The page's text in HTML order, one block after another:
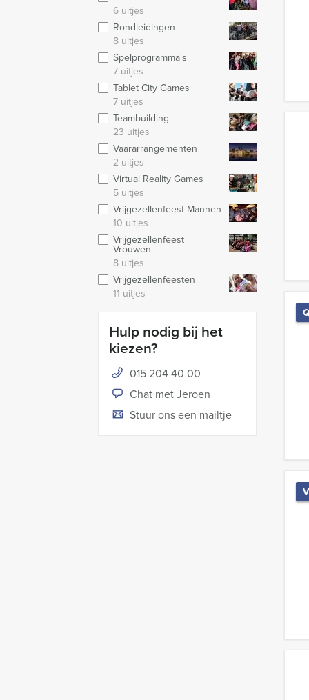
6 uitjes
Rondleidingen
8 uitjes
Spelprogramma's
7 uitjes
Tablet City Games
7 uitjes
Teambuilding
23 uitjes
Vaararrangementen
2 uitjes
Virtual Reality Games
5 uitjes
Vrijgezellenfeest Mannen
10 uitjes
Vrijgezellenfeest
Vrouwen
8 uitjes
Vrijgezellenfeesten
11 uitjes
Hulp nodig bij het
kiezen?
015 204 40 00
Chat met Jeroen
Stuur ons een mailtje